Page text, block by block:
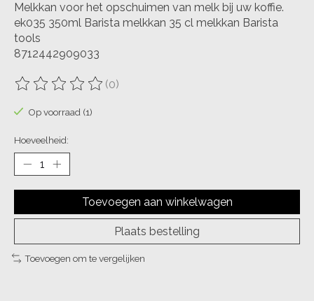
Melkkan voor het opschuimen van melk bij uw koffie.
ek035 350ml Barista melkkan 35 cl melkkan Barista
tools
8712442909033
De beoordeling van dit product is
(0)
Op voorraad (1)
Hoeveelheid:
Toevoegen aan winkelwagen
Plaats bestelling
Toevoegen om te vergelijken